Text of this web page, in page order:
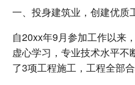
一、投身建筑业，创建优质
自20xx年9月参加工作以来
虚心学习，专业技术水平不
了3项工程施工，工程全部合